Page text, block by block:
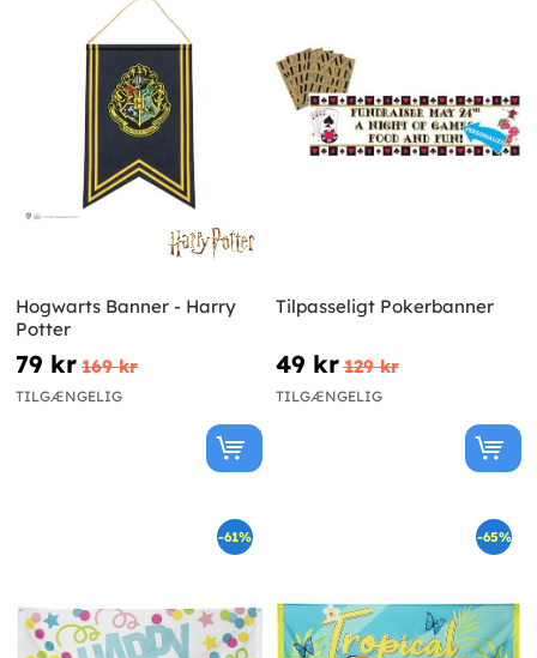
Hogwarts Banner - Harry
Potter
79 kr 169 kr
TILGÆNGELIG
Tilpasseligt Pokerbanner
49 kr 129 kr
TILGÆNGELIG
-61% -65%